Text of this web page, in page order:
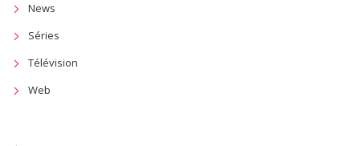
News
Séries
Télévision
Web